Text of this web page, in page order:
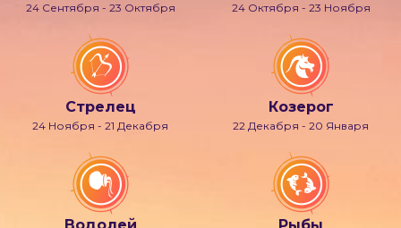
24 Сентября - 23 Октября 24 Октября - 23 Ноября
Стрелец
24 Ноября - 21 Декабря
Козерог
22 Декабря - 20 Января